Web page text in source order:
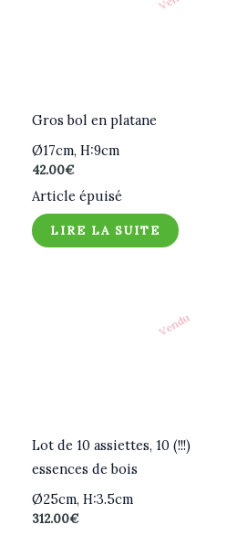
Gros bol en platane
Ø17cm, H:9cm
42.00€
Article épuisé
LIRE LA SUITE
Vendu
Lot de 10 assiettes, 10 (!!!)
essences de bois
Ø25cm, H:3.5cm
312.00€